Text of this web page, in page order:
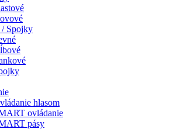
Spojky
hlasom
ovládanie
pásy